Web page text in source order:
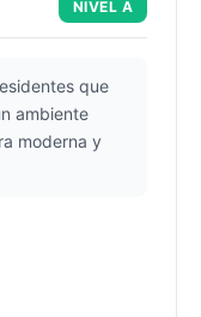
NIVEL A
que
ambiente
moderna y